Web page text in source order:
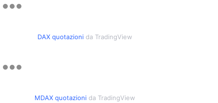
DAX quotazionida TradingView
MDAX quotazionida TradingView